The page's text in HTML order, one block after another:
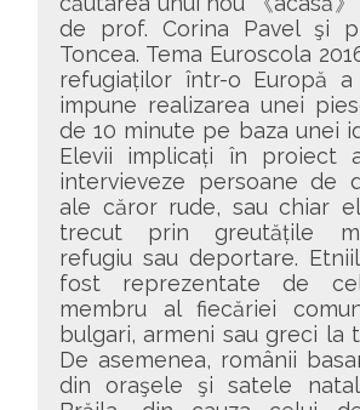
de prof. Corina Pavel şi
Toncea. Tema Euroscola
refugiaților într-o Europă a
impune realizarea unei
de 10 minute pe baza unei
Elevii implicați în proiect
intervieveze persoane de
ale căror rude, sau chiar
trecut prin greutățile
refugiu sau deportare.
fost reprezentate de
membru al fiecăriei
bulgari, armeni sau greci la
De asemenea, românii
din oraşele şi satele